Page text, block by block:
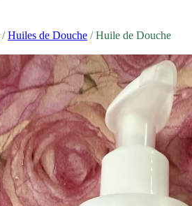
/ Huiles de Douche / Huile de Douche